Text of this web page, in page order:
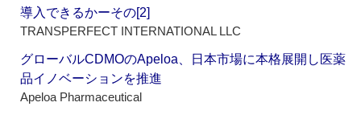
導入できるかーその[2]
TRANSPERFECT INTERNATIONAL LLC
グローバルCDMOのApeloa、日本市場に本格展開し医薬
品イノベーションを推進
Apeloa Pharmaceutical